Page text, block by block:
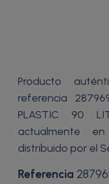
Producto
referencia
PLASTIC 90
actualmente
distribuido por el
Referencia